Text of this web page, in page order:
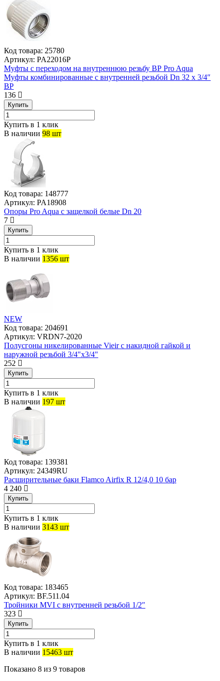
Код товара: 25780
Артикул: PA22016P
Муфты с переходом на внутреннюю резьбу ВР Pro Aqua
Муфты комбинированные с внутренней резьбой Dn 32 х 3/4″
ВР
136
Купить
Купить в 1 клик
В наличии 98 шт
Код товара: 148777
Артикул: PA18908
Опоры Pro Aqua с защелкой белые Dn 20
7
Купить
Купить в 1 клик
В наличии 1356 шт
NEW
Код товара: 204691
Артикул: VRDN7-2020
Полусгоны никелированные Vieir с накидной гайкой и
наружной резьбой 3/4"x3/4"
252
Купить
Купить в 1 клик
В наличии 197 шт
Код товара: 139381
Артикул: 24349RU
Расширительные баки Flamco Airfix R 12/4,0 10 бар
4 240
Купить
Купить в 1 клик
В наличии 3143 шт
Код товара: 183465
Артикул: BF.511.04
Тройники MVI с внутренней резьбой 1/2″
323
Купить
Купить в 1 клик
В наличии 15463 шт
Показано 8 из 9 товаров